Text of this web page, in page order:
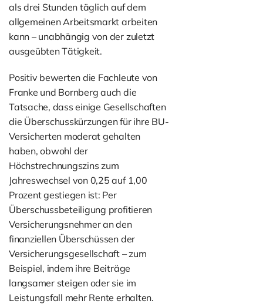
als drei Stunden täglich auf dem
allgemeinen Arbeitsmarkt arbeiten
kann – unabhängig von der zuletzt
ausgeübten Tätigkeit.
Positiv bewerten die Fachleute von
Franke und Bornberg auch die
Tatsache, dass einige Gesellschaften
die Überschusskürzungen für ihre BU-
Versicherten moderat gehalten
haben, obwohl der
Höchstrechnungszins zum
Jahreswechsel von 0,25 auf 1,00
Prozent gestiegen ist: Per
Überschussbeteiligung profitieren
Versicherungsnehmer an den
finanziellen Überschüssen der
Versicherungsgesellschaft – zum
Beispiel, indem ihre Beiträge
langsamer steigen oder sie im
Leistungsfall mehr Rente erhalten.